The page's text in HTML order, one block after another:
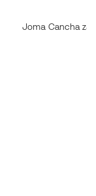
Joma Cancha